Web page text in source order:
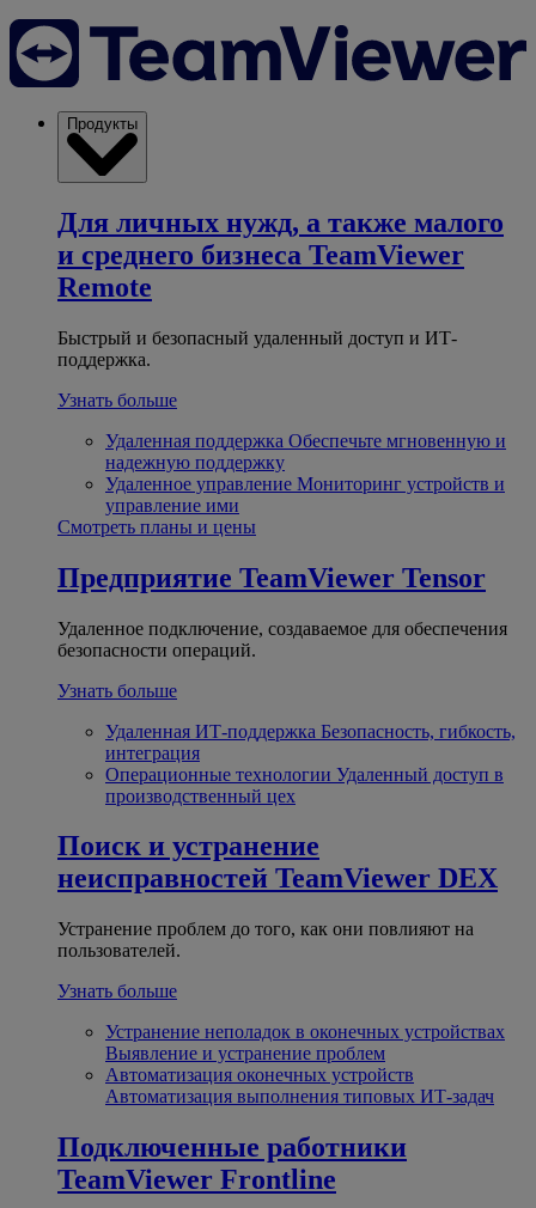
Продукты
Для личных нужд, а также малого
и среднего бизнеса TeamViewer
Remote
Быстрый и безопасный удаленный доступ и ИТ-
поддержка.
Узнать больше
Удаленная поддержка Обеспечьте мгновенную и
надежную поддержку
Удаленное управление Мониторинг устройств и
управление ими
Смотреть планы и цены
Предприятие TeamViewer Tensor
Удаленное подключение, создаваемое для обеспечения
безопасности операций.
Узнать больше
Удаленная ИТ-поддержка Безопасность, гибкость,
интеграция
Операционные технологии Удаленный доступ в
производственный цех
Поиск и устранение
неисправностей TeamViewer DEX
Устранение проблем до того, как они повлияют на
пользователей.
Узнать больше
Устранение неполадок в оконечных устройствах
Выявление и устранение проблем
Автоматизация оконечных устройств
Автоматизация выполнения типовых ИТ-задач
Подключенные работники
TeamViewer Frontline